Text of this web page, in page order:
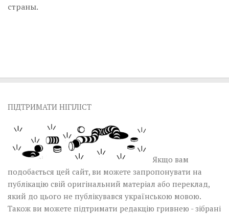
страны.
ПІДТРИМАТИ НІГІЛІСТ
Якщо вам
подобається цей сайт, ви можете запропонувати на
публікацію свій оригінальний матеріал або переклад,
який до цього не публікувався українською мовою.
Також ви можете підтримати редакцію гривнею - зібрані